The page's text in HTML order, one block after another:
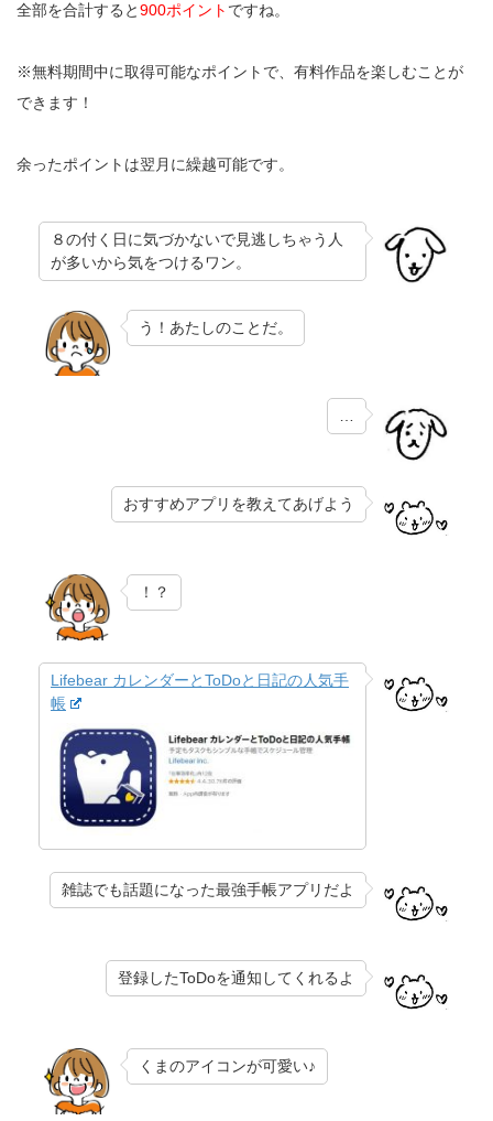
全部を合計すると900ポイント ですね。
※無料期間中に取得可能なポイントで、有料作品を楽しむことが
できます！
余ったポイントは翌月に繰越可能です。
８の付く日に気づかないで見逃しちゃう人
が多いから気をつけるワン。
う！あたしのことだ。
…
おすすめアプリを教えてあげよう
！？
Lifebear カレンダーとToDoと日記の人気手
帳
雑誌でも話題になった最強手帳アプリだよ
登録したToDoを通知してくれるよ
くまのアイコンが可愛い♪